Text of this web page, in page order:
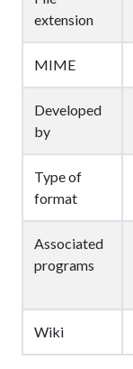
extension
MIME
Developed
by
Type of
format
Associated
programs
Wiki